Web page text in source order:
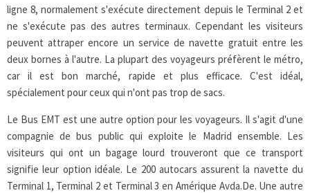
ligne 8, normalement s'exécute directement depuis le Terminal 2 et
ne s'exécute pas des autres terminaux. Cependant les visiteurs
peuvent attraper encore un service de navette gratuit entre les
deux bornes à l'autre. La plupart des voyageurs préfèrent le métro,
car il est bon marché, rapide et plus efficace. C'est idéal,
spécialement pour ceux qui n'ont pas trop de sacs.
Le Bus EMT est une autre option pour les voyageurs. Il s'agit d'une
compagnie de bus public qui exploite le Madrid ensemble. Les
visiteurs qui ont un bagage lourd trouveront que ce transport
signifie leur option idéale. Le 200 autocars assurent la navette du
Terminal 1, Terminal 2 et Terminal 3 en Amérique Avda.De. Une autre